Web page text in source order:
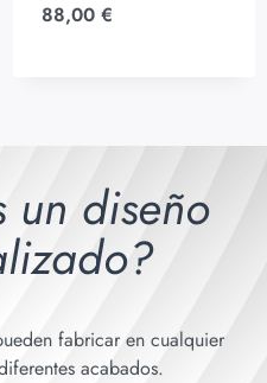
88,00 €
un diseño
fabricar en cualquier
acabados.